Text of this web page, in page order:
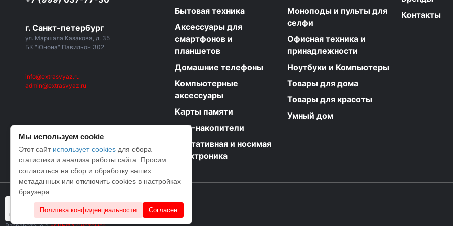
г. Санкт-петербург
ул. Маршала Казакова, д. 35
БК "Юнона" Павильон 302
info@extrasvyaz.ru
admin@extrasvyaz.ru
Бытовая техника
Аксессуары для
смартфонов и
планшетов
Домашние телефоны
Компьютерные
аксессуары
Карты памяти
USB-накопители
Портативная и носимая
электроника
Моноподы и пульты для
селфи
Офисная техника и
принадлежности
Ноутбуки и Компьютеры
Товары для дома
Товары для красоты
Умный дом
Контакты
Мы используем cookie
Этот сайт использует cookies для сбора
статистики и анализа работы сайта. Просим
согласиться на сбор и обработку ваших
метаданных или отключить cookies в настройках
браузера.
Политика конфиденциальности Согласен